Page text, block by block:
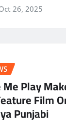
26, 2025
Play
Film
Punjabi